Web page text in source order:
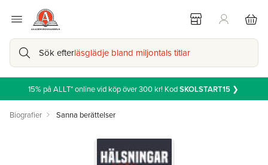
Sök efterläsglädje bland miljontals titlar
15% på ALLT* online vid köp över 300 kr! KodSKOLSTART15❯
Biografier Sanna berättelser